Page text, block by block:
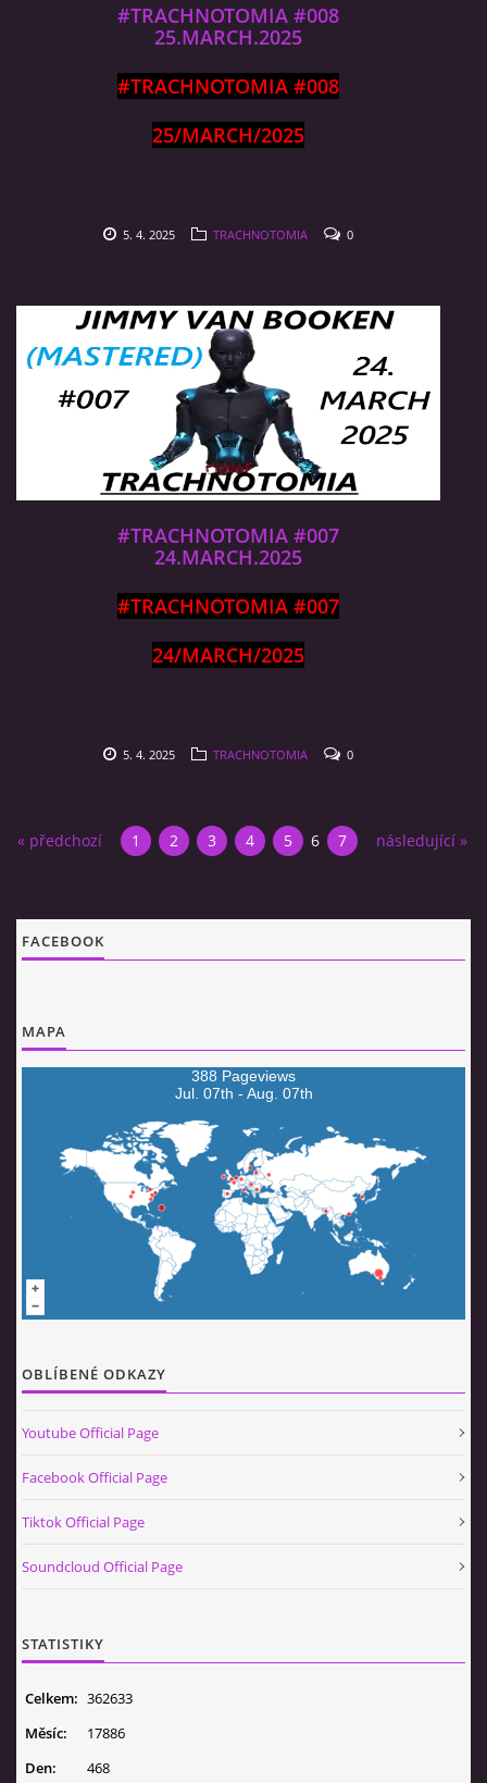
#TRACHNOTOMIA #008
25.MARCH.2025
#TRACHNOTOMIA #008
25/MARCH/2025
5. 4. 2025 TRACHNOTOMIA 0
#TRACHNOTOMIA #007
24.MARCH.2025
#TRACHNOTOMIA #007
24/MARCH/2025
5. 4. 2025 TRACHNOTOMIA 0
« předchozí 1 2 3 4 5 6 7 následující »
FACEBOOK
MAPA
388 Pageviews
Jul. 07th - Aug. 07th
OBLÍBENÉ ODKAZY
Youtube Official Page
Facebook Official Page
Tiktok Official Page
Soundcloud Official Page
STATISTIKY
Celkem: 362633
Měsíc:
17886
Den:
468